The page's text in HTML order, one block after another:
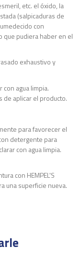
etc. el óxido, la
(salpicaduras de
con
que pudiera haber en el
exhaustivo y
con agua limpia.
de aplicar el producto.
para favorecer el
detergente para
con agua limpia.
con HEMPEL'S
una superficie nueva.
m²/litro a 45 micras